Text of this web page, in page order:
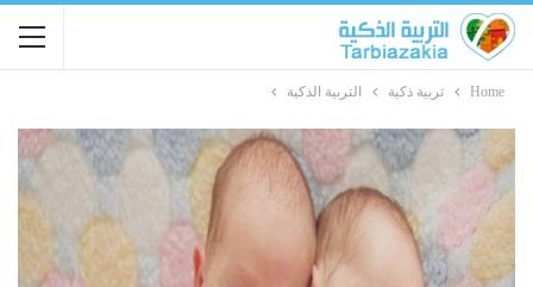
Home تربية ذكية التربية الذكية